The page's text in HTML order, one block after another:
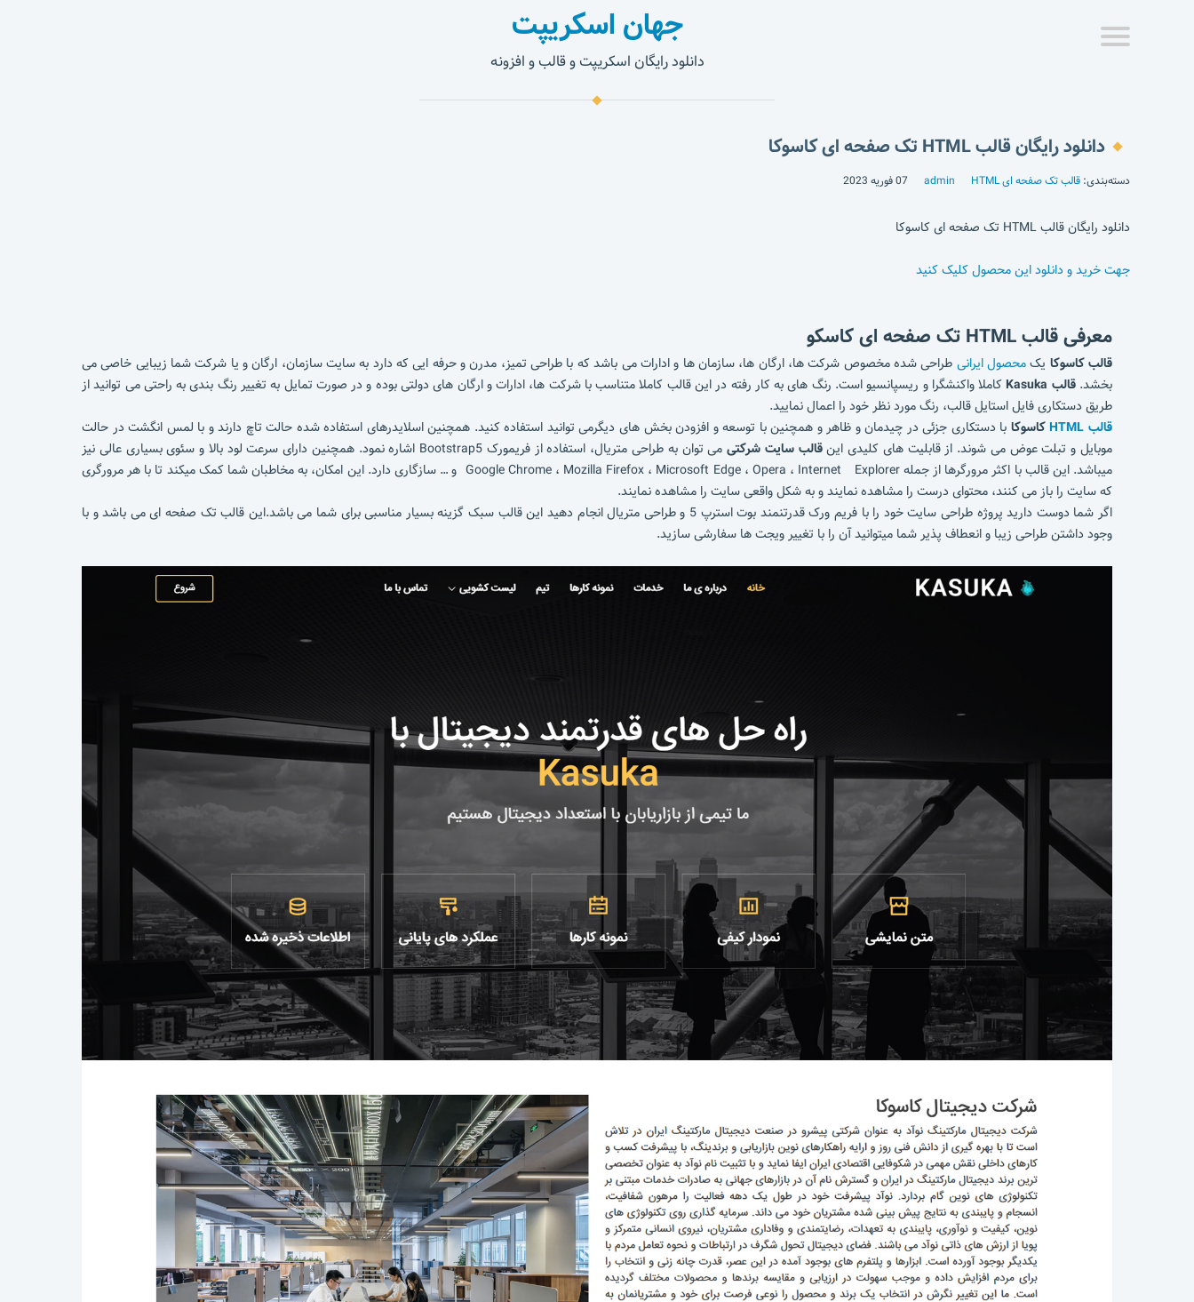
جهان اسکریپت
دانلود رایگان اسکریپت و قالب و افزونه
دانلود رایگان قالب HTML تک صفحه ای کاسوکا
دسته‌بندی: قالب تک صفحه ای HTML admin 07 فوریه 2023
دانلود رایگان قالب HTML تک صفحه ای کاسوکا
جهت خرید و دانلود این محصول کلیک کنید
معرفی قالب HTML تک صفحه ای کاسکو
قالب کاسوکا یکمحصول ایرانی طراحی شده مخصوص شرکت ها، ارگان ها، سازمان ها و ادارات می باشد که با طراحی تمیز، مدرن و حرفه ایی که دارد به سایت سازمان، ارگان و یا شرکت شما زیبایی خاصی می
بخشد.قالب Kasuka
کاملا واکنشگرا و ریسپانسیو است. رنگ های به کار رفته در این قالب کاملا متناسب با شرکت ها، ادارات و ارگان های دولتی بوده و در صورت تمایل به تغییر رنگ بندی به راحتی می توانید از
طریق دستکاری فایل استایل قالب، رنگ مورد نظر خود را اعمال نمایید.
قالب HTML
کاسوکا با دستکاری جزئی در چیدمان و ظاهر و همچنین با توسعه و افزودن بخش های دیگرمی توانید استفاده کنید. همچنین اسلایدرهای استفاده شده حالت تاچ دارند و با لمس انگشت در حالت
موبایل و تبلت عوض می شوند. از قابلیت های کلیدی اینقالب سایت شرکتی
می توان به طراحی متریال، استفاده از فریمورک Bootstrap5 اشاره نمود. همچنین دارای سرعت لود بالا و سئوی بسیاری عالی نیز
میباشد. این قالب با اکثر مرورگرها از جمله Google Chrome ، Mozilla Firefox ، Microsoft Edge ، Opera ، Internet Explorer و … سازگاری دارد. این امکان، به مخاطبان شما کمک میکند تا با هر مرورگری
که سایت را باز می کنند، محتوای درست را مشاهده نمایند و به شکل واقعی سایت را مشاهده نمایند.
اگر شما دوست دارید پروژه طراحی سایت خود را با فریم ورک قدرتنمند بوت استرپ 5 و طراحی متریال انجام دهید این قالب سبک گزینه بسیار مناسبی برای شما می باشد.این قالب تک صفحه ای می باشد و با
وجود داشتن طراحی زیبا و انعطاف پذیر شما میتوانید آن را با تغییر ویجت ها سفارشی سازید.